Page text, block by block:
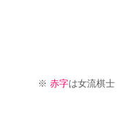
※ 赤字は女流棋士